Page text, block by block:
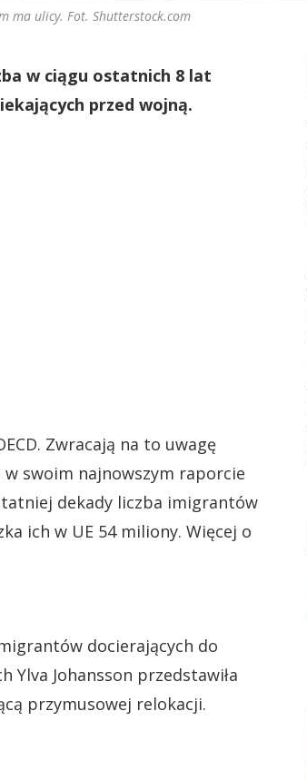
ma ulicy. Fot. Shutterstock.com
w ciągu ostatnich 8 lat
przed wojną.
Zwracają na to uwagę
w swoim najnowszym raporcie
dekady liczba imigrantów
ich w UE 54 miliony. Więcej o
docierających do
Ylva Johansson przedstawiła
przymusowej relokacji.